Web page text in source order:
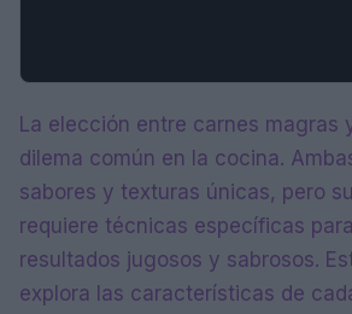
La elección entre carnes magras
dilema común en la cocina.
sabores y texturas únicas, pero
requiere técnicas específicas
resultados jugosos y sabrosos.
explora las características de